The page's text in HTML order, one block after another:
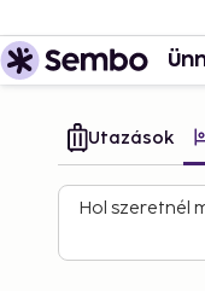
Utazások
Hol szeretnél